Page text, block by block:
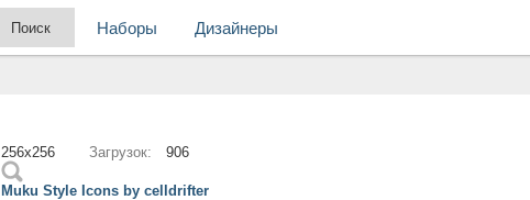
Наборы Дизайнеры
256x256 Загрузок: 906
Muku Style Icons by celldrifter